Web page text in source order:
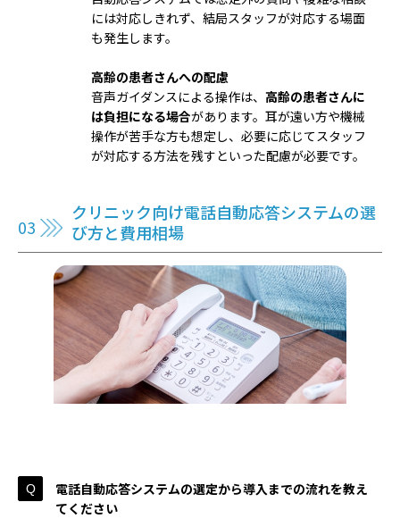
には対応しきれず、結局スタッフが対応する場面
も発生します。
高齢の患者さんへの配慮
音声ガイダンスによる操作は、 高齢の患者さんに
は負担になる場合があります。耳が遠い方や機械
操作が苦手な方も想定し、必要に応じてスタッフ
が対応する方法を残すといった配慮が必要です。
クリニック向け電話自動応答システムの選
び方と費用相場
電話自動応答システムの選定から導入までの流れを教え
てください